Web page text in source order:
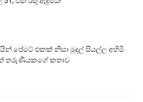
පේමට් එකක් නිසා මුදල් සියල්ල අහිමි
තරුණියකගේ කතාව